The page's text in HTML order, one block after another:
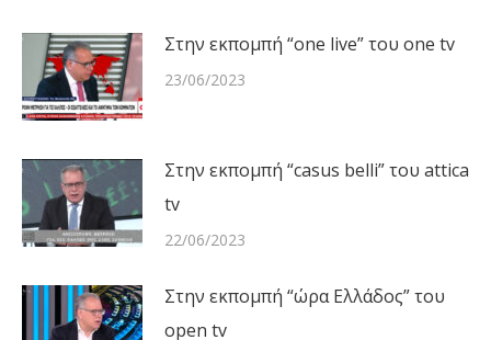
Στην εκπομπή “one live” του one tv
23/06/2023
Στην εκπομπή “casus belli” του attica
tv
22/06/2023
Στην εκπομπή “ώρα Ελλάδος” του
open tv